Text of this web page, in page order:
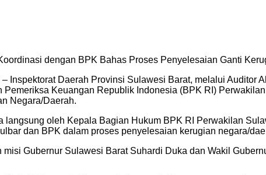
– Inspektorat Daerah Provinsi Sulawesi Barat, melalui Auditor
Pemeriksa Keuangan Republik Indonesia (BPK RI)
Negara/Daerah.
langsung oleh Kepala Bagian Hukum BPK RI Perwakilan
dan BPK dalam proses penyelesaian kerugian negara/
Gubernur Sulawesi Barat Suhardi Duka dan Wakil